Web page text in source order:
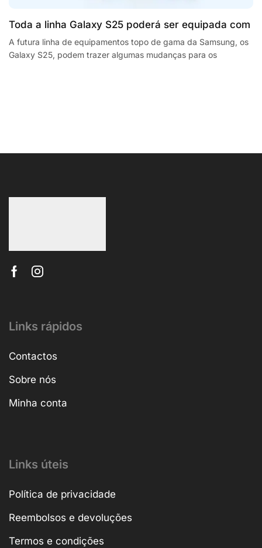
Toda a linha Galaxy S25 poderá ser equipada com
processadores SnapdragonSegway Ninebot E2,
F2 Plus, and MaxG2 e-scooters review
A futura linha de equipamentos topo de gama da Samsung, os
Galaxy S25, podem trazer algumas mudanças para os
Links rápidos
Contactos
Sobre nós
Minha conta
Links úteis
Política de privacidade
Reembolsos e devoluções
Termos e condições